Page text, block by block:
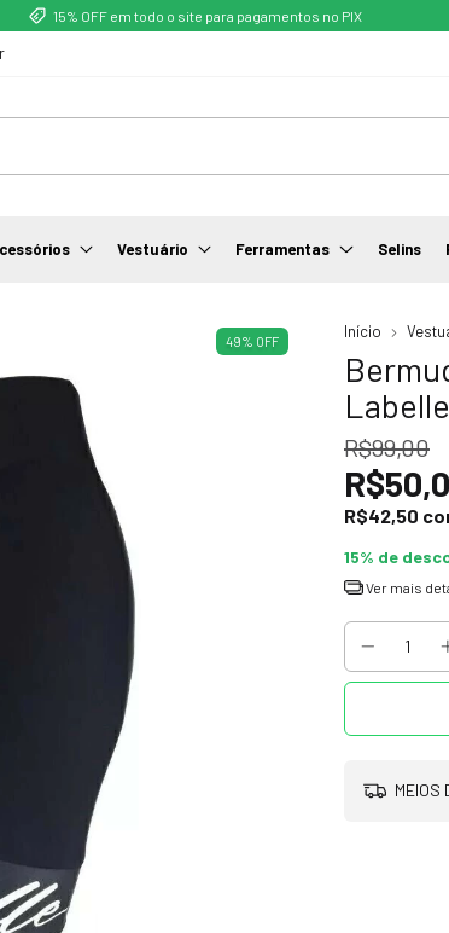
15% OFF em todo o site para pagamentos no PIX
Vestuário Ferramentas Selins
49% OFF
Início
R$99,00
R$42,50
15% de
Ver mais
MEIOS